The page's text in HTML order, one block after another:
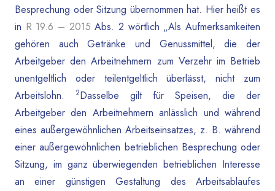
Besprechung oder Sitzung übernommen hat. Hier heißt es
in R 19.6 – 2015 Abs. 2 wörtlich „Als Aufmerksamkeiten
gehören auch Getränke und Genussmittel, die der
Arbeitgeber den Arbeitnehmern zum Verzehr im Betrieb
unentgeltlich oder teilentgeltlich überlässt, nicht zum
Arbeitslohn.
2Dasselbe gilt für Speisen, die der
Arbeitgeber den Arbeitnehmern anlässlich und während
eines außergewöhnlichen Arbeitseinsatzes, z. B. während
einer außergewöhnlichen betrieblichen Besprechung oder
Sitzung, im ganz überwiegenden betrieblichen Interesse
an einer günstigen Gestaltung des Arbeitsablaufes